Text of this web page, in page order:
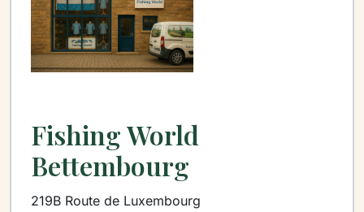
Fishing World
Bettembourg
219B Route de Luxembourg